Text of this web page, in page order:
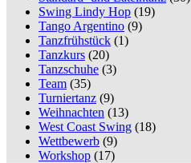
Swing Lindy Hop (19)
Tango Argentino (9)
Tanzfrühstück (1)
Tanzkurs (20)
Tanzschuhe (3)
Team (35)
Turniertanz (9)
Weihnachten (13)
West Coast Swing (18)
Wettbewerb (9)
Workshop (17)